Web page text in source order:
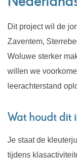
Dit project wil de
Zaventem,
Woluwe sterker
willen we
leerachterstand
Wat houdt dit
Je staat de
tijdens